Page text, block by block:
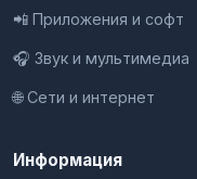
📲 Приложения и софт
🎧 Звук и мультимедиа
🌐 Сети и интернет
Информация